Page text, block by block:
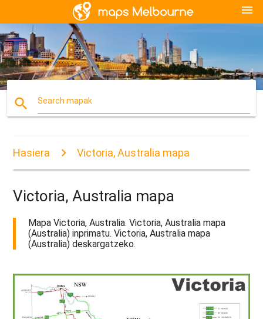
menu
search Search mapak
Hasiera Victoria, Australia mapa
Victoria, Australia mapa
Mapa Victoria, Australia. Victoria, Australia mapa
(Australia) inprimatu. Victoria, Australia mapa
(Australia) deskargatzeko.